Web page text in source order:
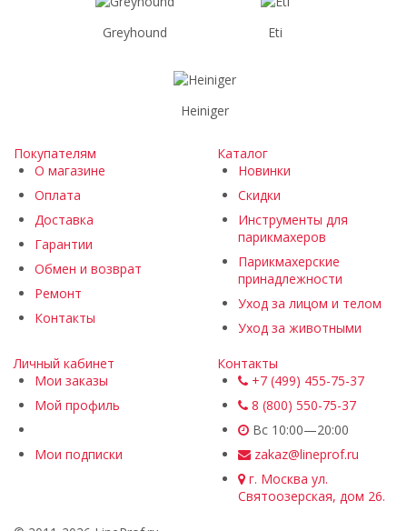
Greyhound Eti
Heiniger
Покупателям
О магазине
Оплата
Доставка
Гарантии
Обмен и возврат
Ремонт
Контакты
Каталог
Новинки
Скидки
Инструменты для
парикмахеров
Парикмахерские
принадлежности
Уход за лицом и телом
Уход за животными
Личный кабинет
Мои заказы
Мой профиль
Мои подписки
Контакты
+7 (499) 455-75-37
8 (800) 550-75-37
Вс 10:00—20:00
zakaz@lineprof.ru
г. Москва ул.
Святоозерская, дом 26.